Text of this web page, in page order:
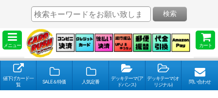
メニュー カート
検索
値下げカード一
覧
SALE＆特価 人気定番
デッキテーマ(ア
ドバンス)
デッキテーマ(オ
リジナル)
問い合わせ